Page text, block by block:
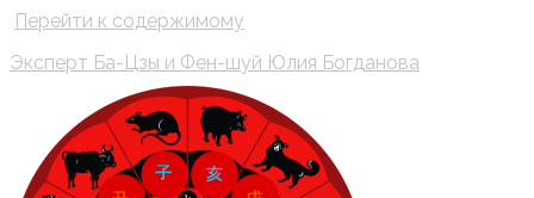
Перейти к содержимому
Эксперт Ба-Цзы и Фен-шуй Юлия Богданова